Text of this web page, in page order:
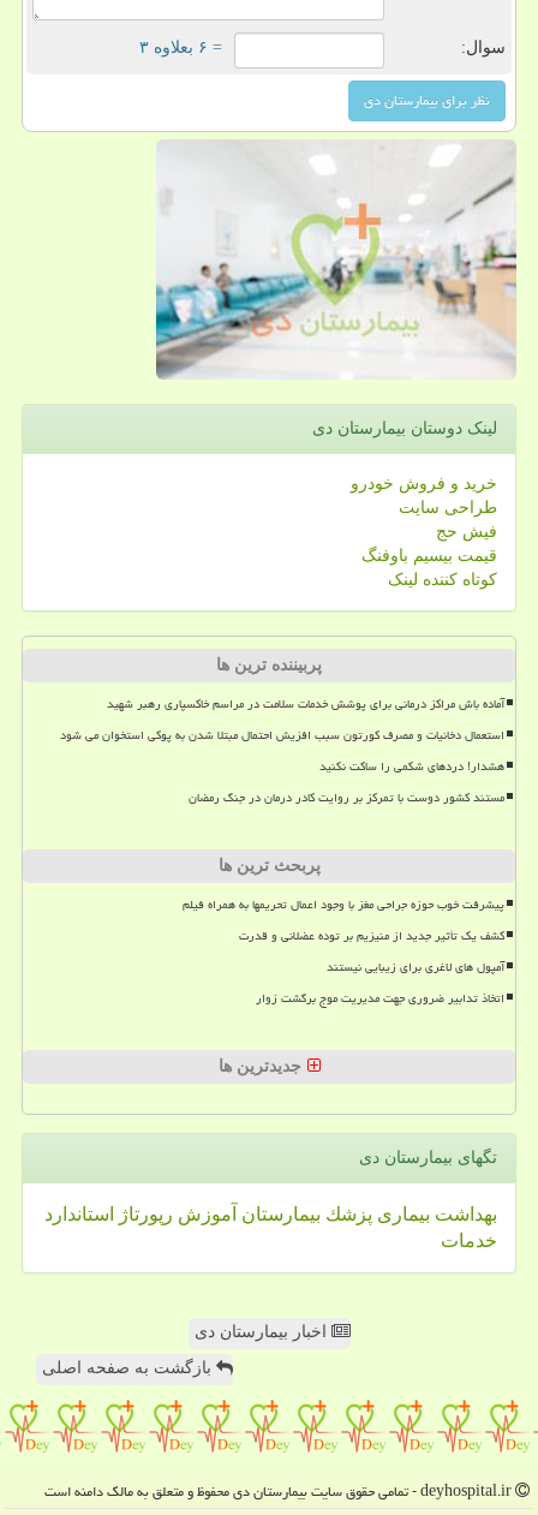
سوال: = ۶ بعلاوه ۳
لینک دوستان بیمارستان دی
خرید و فروش خودرو
طراحی سایت
فیش حج
قیمت بیسیم باوفنگ
کوتاه کننده لینک
پربیننده ترین ها
آماده باش مراکز درمانی برای پوشش خدمات سلامت در مراسم خاکسپاری رهبر شهید
استعمال دخانیات و مصرف کورتون سبب افزیش احتمال مبتلا شدن به پوکی استخوان می شود
هشدار! دردهای شکمی را ساکت نکنید
مستند کشور دوست با تمرکز بر روایت کادر درمان در جنگ رمضان
پربحث ترین ها
پیشرفت خوب حوزه جراحی مغز با وجود اعمال تحریمها به همراه فیلم
کشف یک تأثیر جدید از منیزیم بر توده عضلانی و قدرت
آمپول های لاغری برای زیبایی نیستند
اتخاذ تدابیر ضروری جهت مدیریت موج برگشت زوار
جدیدترین ها
تگهای بیمارستان دی
بهداشت بیماری پزشك بیمارستان آموزش رپورتاژ
استاندارد
خدمات
اخبار بیمارستان دی
بازگشت به صفحه اصلی